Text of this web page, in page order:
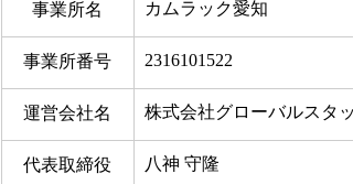
事業所名 カムラック愛知
事業所番号 2316101522
運営会社名 株式会社グローバルスタ
代表取締役 八神 守隆